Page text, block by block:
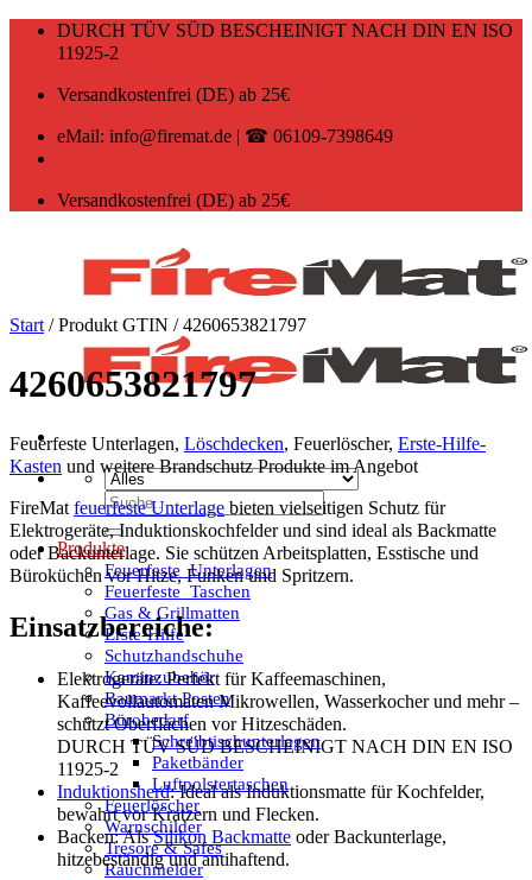
Zum
DURCH TÜV SÜD BESCHEINIGT NACH DIN EN ISO
11925-2
Versandkostenfrei (DE) ab 25€
eMail: info@firemat.de | ☎ 06109-7398649
Versandkostenfrei (DE) ab 25€
Suchen
nach:
Produkte
Feuerfeste_Unterlagen
Feuerfeste_Taschen
Gas & Grillmatten
Erste-Hilfe
Schutzhandschuhe
Kaminzubehör
Baumarkt Posten
Bürobedarf
Schreibtischunterlagen
Paketbänder
Luftpolstertaschen
Feuerlöscher
Warnschilder
Tresore & Safes
Rauchmelder
Start /Produkt GTIN /4260653821797
4260653821797
Feuerfeste Unterlagen, Löschdecken, Feuerlöscher, Erste-Hilfe-
Kasten und weitere Brandschutz Produkte im Angebot
FireMat feuerfeste Unterlage bieten vielseitigen Schutz für
Elektrogeräte, Induktionskochfelder und sind ideal als Backmatte
oder Backunterlage. Sie schützen Arbeitsplatten, Esstische und
Büroküchen vor Hitze, Funken und Spritzern.
Einsatzbereiche:
Elektrogeräte: Perfekt für Kaffeemaschinen,
Kaffeevollautomaten Mikrowellen, Wasserkocher und mehr –
schützt Oberflächen vor Hitzeschäden.
DURCH TÜV SÜD BESCHEINIGT NACH DIN EN ISO
11925-2
Induktionsherd: Ideal als Induktionsmatte für Kochfelder,
bewahrt vor Kratzern und Flecken.
Backen: AlsSilikon Backmatte oder Backunterlage,
hitzebeständig und antihaftend.